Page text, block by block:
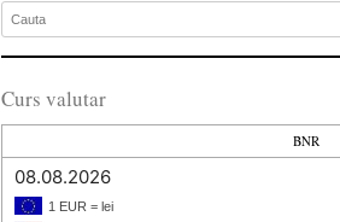
Curs valutar
BNR
08.08.2026
1 EUR = lei